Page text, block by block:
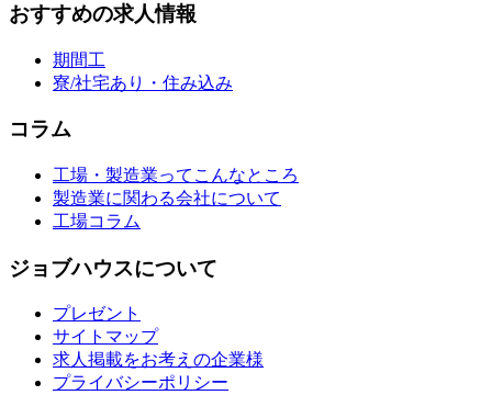
おすすめの求人情報
期間工
寮/社宅あり・住み込み
コラム
工場・製造業ってこんなところ
製造業に関わる会社について
工場コラム
ジョブハウスについて
プレゼント
サイトマップ
求人掲載をお考えの企業様
プライバシーポリシー